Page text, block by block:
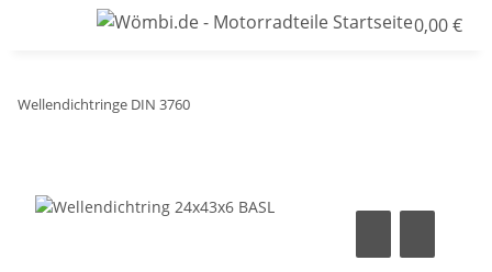
0,00 €
Wellendichtringe DIN 3760